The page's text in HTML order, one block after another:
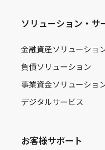
ソリューション・サ
金融資産ソリューショ
負債ソリューション
事業資金ソリューショ
デジタルサービス
お客様サポート